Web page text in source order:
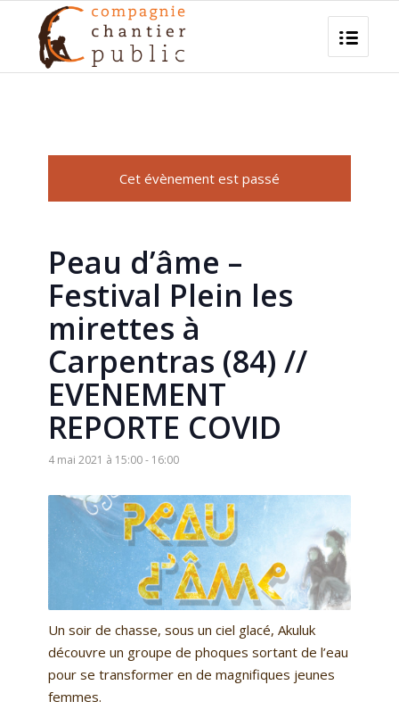
Cet évènement est passé
Peau d’âme –
Festival Plein les
mirettes à
Carpentras (84) //
EVENEMENT
REPORTE COVID
4 mai 2021 à 15:00- 16:00
Un soir de chasse, sous un ciel glacé, Akuluk
découvre un groupe de phoques sortant de l’eau
pour se transformer en de magnifiques jeunes
femmes.